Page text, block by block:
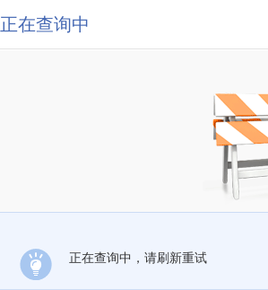
正在查询中
正在查询中，请刷新重试